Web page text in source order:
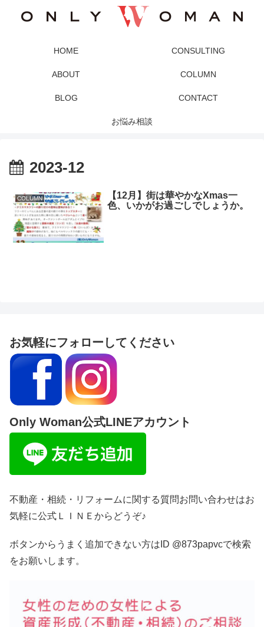
HOME CONSULTING
ABOUT COLUMN
BLOG CONTACT
お悩み相談
2023-12
COLUMN
【12月】街は華やかなXmas一
色、いかがお過ごしでしょうか。
お気軽にフォローしてください
Only Woman公式LINEアカウント
不動産・相続・リフォームに関する質問お問い合わせはお
気軽に公式ＬＩＮＥからどうぞ♪
ボタンからうまく追加できない方はID @873papvcで検索
をお願いします。